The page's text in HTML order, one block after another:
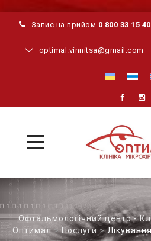
Запис на прийом 0 800 33 15
optimal.vinnitsa@gmail.com
Skip
content
Офтальмологічний центр -
Оптимал>Послуги >